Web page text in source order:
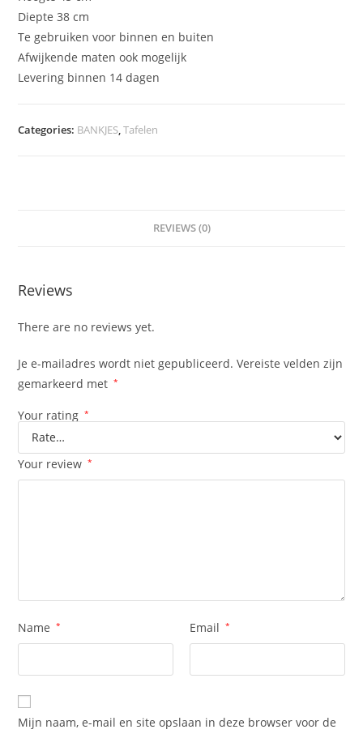
Diepte 38 cm
Te gebruiken voor binnen en buiten
Afwijkende maten ook mogelijk
Levering binnen 14 dagen
Categories: BANKJES ,Tafelen
REVIEWS (0)
Reviews
There are no reviews yet.
Je e-mailadres wordt niet gepubliceerd. Vereiste velden zijn
gemarkeerd met *
Your rating *
Your review *
Name * Email *
Mijn naam, e-mail en site opslaan in deze browser voor de